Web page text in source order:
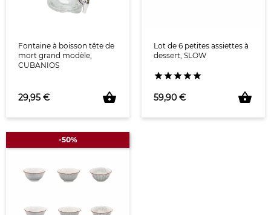
Fontaine à boisson tête de
mort grand modèle,
CUBANIOS
Prix
29,95 € shopping_basket
Lot de 6 petites assiettes à
dessert, SLOW

Prix
59,90 € shopping_basket
-50%